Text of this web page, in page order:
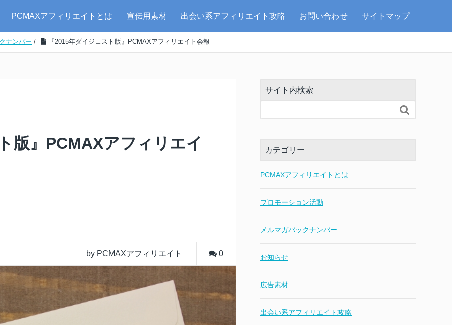
PCMAXアフィリエイトとは 宣伝用素材 出会い系アフィリエイト攻略 お問い合わせ サイトマップ
ナンバー / 『2015年ダイジェスト版』PCMAXアフィリエイト会報
版』PCMAXアフィリエイ
by PCMAXアフィリエイト 0
サイト内検索

カテゴリー
PCMAXアフィリエイトとは
プロモーション活動
メルマガバックナンバー
お知らせ
広告素材
出会い系アフィリエイト攻略